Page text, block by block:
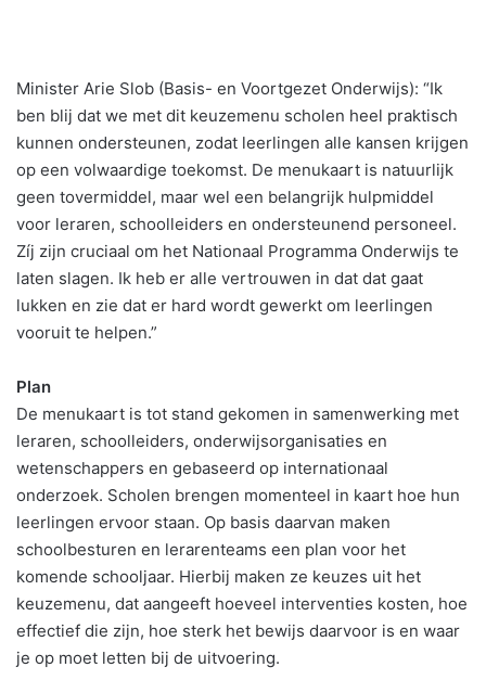
Minister Arie Slob (Basis- en Voortgezet Onderwijs): “Ik
ben blij dat we met dit keuzemenu scholen heel praktisch
kunnen ondersteunen, zodat leerlingen alle kansen krijgen
op een volwaardige toekomst. De menukaart is natuurlijk
geen tovermiddel, maar wel een belangrijk hulpmiddel
voor leraren, schoolleiders en ondersteunend personeel.
Zíj zijn cruciaal om het Nationaal Programma Onderwijs te
laten slagen. Ik heb er alle vertrouwen in dat dat gaat
lukken en zie dat er hard wordt gewerkt om leerlingen
vooruit te helpen.”
Plan
De menukaart is tot stand gekomen in samenwerking met
leraren, schoolleiders, onderwijsorganisaties en
wetenschappers en gebaseerd op internationaal
onderzoek. Scholen brengen momenteel in kaart hoe hun
leerlingen ervoor staan. Op basis daarvan maken
schoolbesturen en lerarenteams een plan voor het
komende schooljaar. Hierbij maken ze keuzes uit het
keuzemenu, dat aangeeft hoeveel interventies kosten, hoe
effectief die zijn, hoe sterk het bewijs daarvoor is en waar
je op moet letten bij de uitvoering.